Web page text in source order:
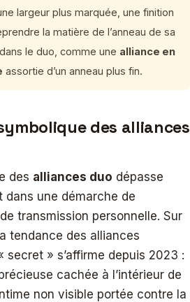
largeur plus marquée, une finition
la matière de l’anneau de sa
le duo, comme une alliance en
assortie d’un anneau plus fin.
des alliances
des alliances duo dépasse
dans une démarche de
transmission personnelle. Sur
tendance des alliances
secret » s’affirme depuis 2023 :
cachée à l’intérieur de
non visible portée contre la